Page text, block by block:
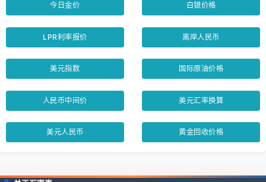
今日金价 白银价格
LPR利率报价 离岸人民币
美元指数 国际原油价格
人民币中间价 美元汇率换算
美元人民币 黄金回收价格